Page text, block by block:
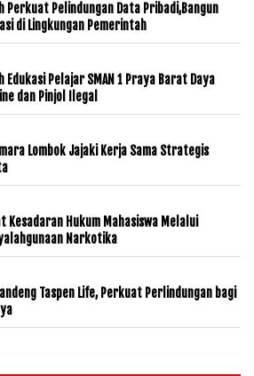
Perkuat Pelindungan Data Pribadi,Bangun
di Lingkungan Pemerintah
Edukasi Pelajar SMAN 1 Praya Barat Daya
dan Pinjol Ilegal
Lombok Jajaki Kerja Sama Strategis
Kesadaran Hukum Mahasiswa Melalui
Narkotika
Taspen Life, Perkuat Perlindungan bagi